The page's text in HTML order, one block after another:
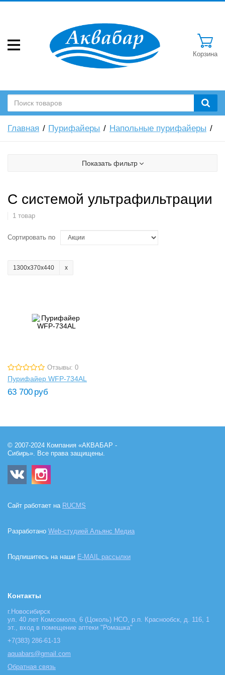
Корзина
Главная Пурифайеры Напольные пурифайеры
Показать фильтр
С системой ультрафильтрации
1 товар
Сортировать по
1300х370х440
Отзывы: 0
Пурифайер WFP-734AL
63 700 руб
© 2007-2024 Компания «АКВАБАР -
Сибирь». Все права защищены.
Сайт работает на RUCMS
Разработано Web-студией Альянс Медиа
Подпишитесь на наши E-MAIL рассылки
Контакты
г.Новосибирск
ул. 40 лет Комсомола, 6 (Цоколь) НСО, р.п. Краснообск, д. 116, 1
эт., вход в помещение аптеки "Ромашка"
+7(383) 286-61-13
aquabars@gmail.com
Обратная связь